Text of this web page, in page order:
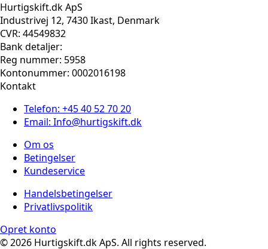
Hurtigskift.dk ApS
Industrivej 12, 7430 Ikast, Denmark
CVR: 44549832
Bank detaljer:
Reg nummer: 5958
Kontonummer: 0002016198
Kontakt
Telefon: +45 40 52 70 20
Email: Info@hurtigskift.dk
Om os
Betingelser
Kundeservice
Handelsbetingelser
Privatlivspolitik
Opret konto
© 2026 Hurtigskift.dk ApS. All rights reserved.